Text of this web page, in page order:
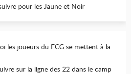
pour les Jaune et Noir
les joueurs du FCG se mettent à la
sur la ligne des 22 dans le camp